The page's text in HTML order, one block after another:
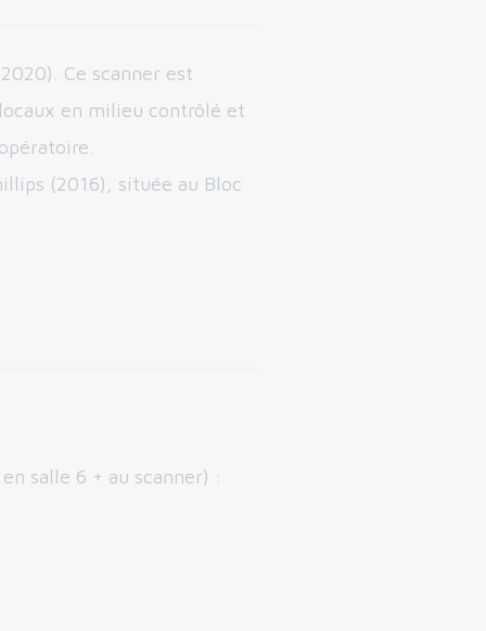
Ce scanner est
en milieu contrôlé et
(2016), située au Bloc
salle 6 + au scanner) :